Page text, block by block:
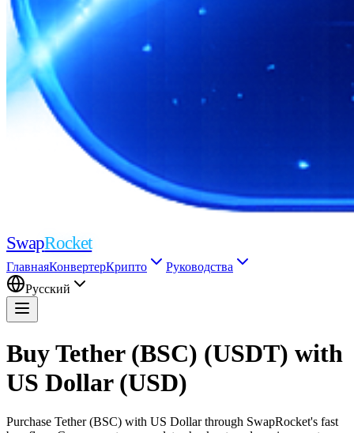
SwapRocket
ГлавнаяКонвертерКрипто
Руководства
Русский
Buy Tether (BSC) (USDT) with
US Dollar (USD)
Purchase Tether (BSC) with US Dollar through SwapRocket's fast